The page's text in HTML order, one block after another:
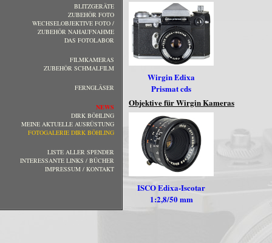
Wirgin Edixa
Prismat cds
ISCO Edixa-Iscotar
1:2,8/50 mm
BLITZGERÄTE
ZUBEHÖR FOTO
WECHSELOBJEKTIVE FOTO /
ZUBEHÖR NAHAUFNAHME
DAS FOTOLABOR
FILMKAMERAS
ZUBEHÖR SCHMALFILM
FERNGLÄSER
NEWS
DIRK BÖHLING
MEINE AKTUELLE AUSRÜSTUNG
FOTOGALERIE DIRK BÖHLING
LISTE ALLER SPENDER
INTERESSANTE LINKS / BÜCHER
IMPRESSUM / KONTAKT
Objektive für Wirgin Kameras